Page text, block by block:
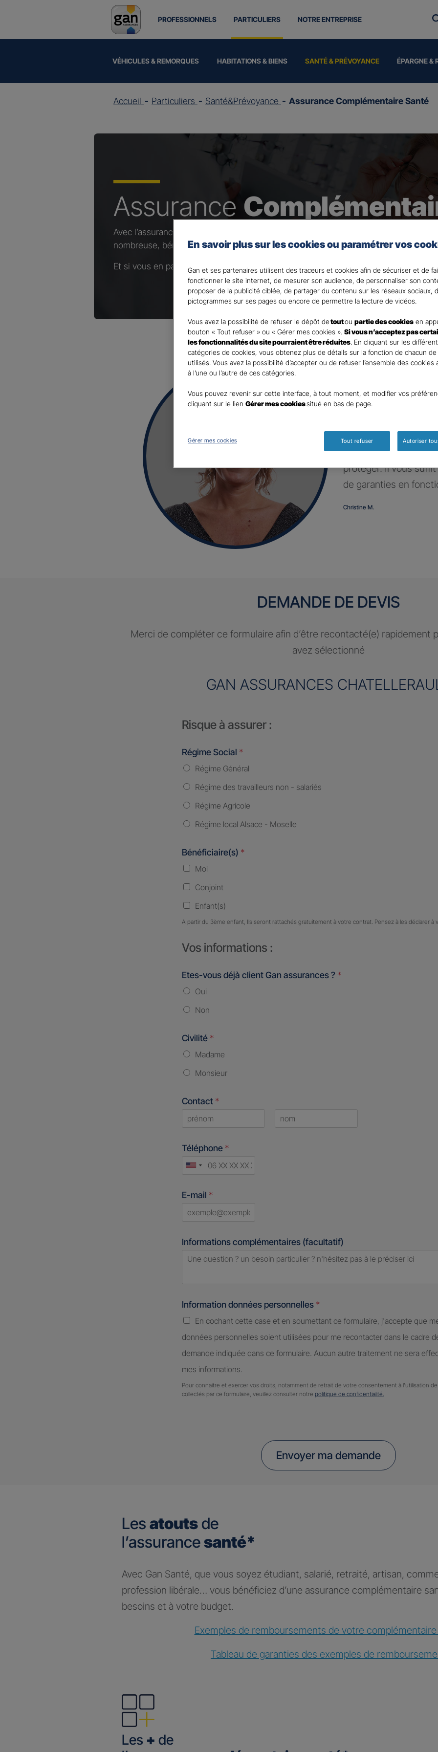
PROFESSIONNELS PARTICULIERS
VÉHICULES & REMORQUES HABITATIONS & BIENS SANTÉ & PRÉVOYANCE ÉPARGNE &
NOTRE ENTREPRISE
Accueil Particuliers Santé&Prévoyance Assurance Complémentaire Santé
Assurance
Avec l’assurance Complémentaire Santé Gan Assurances, que vous soyez
nombreuse, bénéficiez d’une assurance santé adaptée à vos besoins et votre
Et si vous en parliez avec votre Agent général ?
Parole
d’expert !
Profitez d’un contrat
protéger. Il vous
de garanties en
Christine M.
DEMANDE DE DEVIS
Merci de compléter ce formulaire afin d’être recontacté(e) rapidement
avez sélectionné
GAN ASSURANCES
Risque à assurer :
Régime Social *
Régime Général
Régime des travailleurs non - salariés
Régime Agricole
Régime local Alsace - Moselle
Bénéficiaire(s) *
Moi
Conjoint
Enfant(s)
A partir du 3ème enfant, Ils seront rattachés gratuitement à votre contrat. Pensez à les déclarer à
Vos informations :
Etes-vous déjà client Gan assurances ? *
Oui
Non
Civilité *
Madame
Monsieur
Contact *
Téléphone *
United
E-mail *
Informations complémentaires (facultatif)
Information données personnelles *
En cochant cette case et en soumettant ce formulaire, j'accepte que
données personnelles soient utilisées pour me recontacter dans le cadre
demande indiquée dans ce formulaire. Aucun autre traitement ne sera
mes informations.
Pour connaitre et exercer vos droits, notamment de retrait de votre consentement à l'utilisation
collectés par ce formulaire, veuillez consulter notre politique de confidentialité.
Envoyer ma demande
Les atoutsde
l’assurancesanté*
Avec Gan Santé, que vous soyez étudiant, salarié, retraité, artisan,
profession libérale… vous bénéficiez d’une assurance complémentaire
besoins et à votre budget.
Exemples de remboursements de votre
Tableau de garanties des exemples de
Les + de
En savoir plus sur les cookies ou paramétrer vos
Gan et ses partenaires utilisent des traceurs et cookies afin de sécuriser et de
fonctionner le site internet, de mesurer son audience, de personnaliser son
proposer de la publicité ciblée, de partager du contenu sur les réseaux sociaux,
pictogrammes sur ses pages ou encore de permettre la lecture de vidéos.
Vous avez la possibilité de refuser le dépôt detoutou partie des cookies en
bouton « Tout refuser » ou « Gérer mes cookies ». Si vous n’acceptez pas
les fonctionnalités du site pourraient être réduites. En cliquant sur les
catégories de cookies, vous obtenez plus de détails sur la fonction de chacun
utilisés. Vous avez la possibilité d’accepter ou de refuser l’ensemble des cookies
à l’une ou l’autre de ces catégories.
Vous pouvez revenir sur cette interface, à tout moment, et modifier vos
cliquant sur le lien Gérer mes cookiessitué en bas de page.
Gérer mes cookies Tout refuser Autoriser